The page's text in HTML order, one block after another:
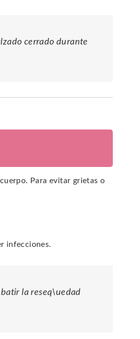
cerrado durante
Para evitar grietas o
infecciones.
la reseq\uedad